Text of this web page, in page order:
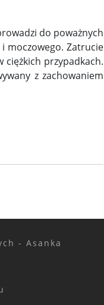
do poważnych
moczowego. Zatrucie
przypadkach.
z zachowaniem
- Asanka